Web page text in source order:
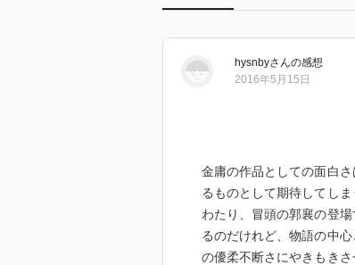
hysnbyさんの感想
2016年5月15日
金庸の作品としての面白
るものとして期待してし
わたり、冒頭の郭襄の登
るのだけれど、物語の中
の優柔不断さにやきもき